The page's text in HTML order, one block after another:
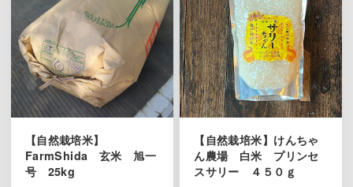
【自然栽培米】
FarmShida 玄米 旭一
号 25kg
【自然栽培米】けんちゃ
ん農場 白米 プリンセ
スサリー ４５０ｇ